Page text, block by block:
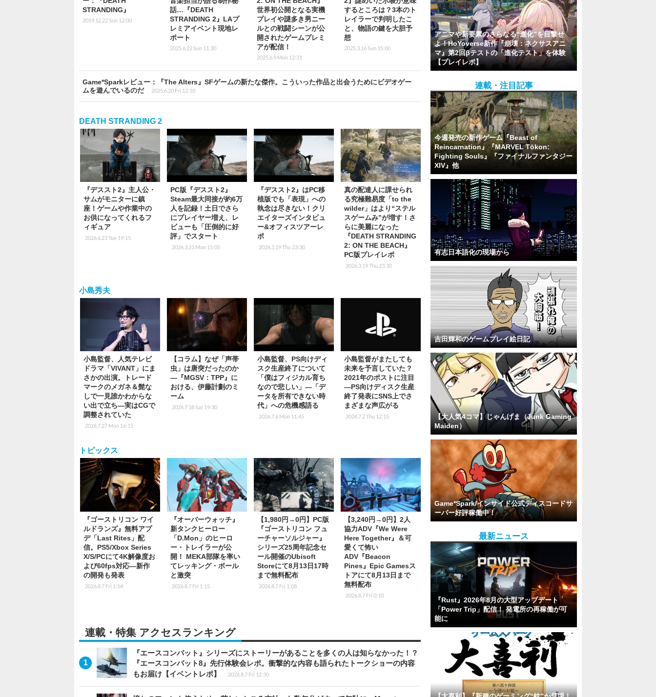
STRANDING』
2019.12.22 Sun 12:00
話…『DEATH
STRANDING 2』LAプ
レミアイベント現地レ
ポート
2025.6.22 Sun 11:30
世界初公開となる実機
プレイや謎多き男ニー
ルとの戦闘シーンが公
開されたゲームプレミ
アが配信！
2025.6.9 Mon 12:31
するところは？3本のト
レイラーで判明したこ
と、物語の鍵を大胆予
想
2025.3.16 Sun 15:00
Game*Sparkレビュー：『The Alters』SFゲームの新たな傑作。こういった作品と出会うためにビデオゲー
ムを遊んでいるのだ
2025.6.20 Fri 12:10
DEATH STRANDING 2
『デススト2』主人公・
サムがモニターに鎮
座！ゲームや作業中の
お供になってくれるフ
ィギュア
2026.6.23 Tue 19:15
PC版『デススト2』
Steam最大同接が約6万
人を記録！土日でさら
にプレイヤー増え、レ
ビューも「圧倒的に好
評」でスタート
2026.3.23 Mon 15:05
『デススト2』はPC移
植版でも「表現」への
執念は尽きない！クリ
エイターズインタビュ
ー&オフィスツアーレ
ポ
2026.3.19 Thu 23:30
真の配達人に課せられ
る究極難易度「to the
wilder」はより“ステル
スゲームみ”が増す！さ
らに美麗になった
『DEATH STRANDING
2: ON THE BEACH』
PC版プレイレポ
2026.3.19 Thu 23:30
小島秀夫
小島監督、人気テレビ
ドラマ「VIVANT」にま
さかの出演。トレード
マークのメガネ＆髭な
しで一見誰かわからな
い出で立ち―実はCGで
調整されていた
2026.7.27 Mon 16:15
【コラム】なぜ「声帯
虫」は唐突だったのか
―『MGSV：TPP』に
おける、伊藤計劃のミ
ーム
2026.7.18 Sat 19:30
小島監督、PS向けディ
スク生産終了について
「僕はフィジカル育ち
なので悲しい」―「デ
ータを所有できない時
代」への危機感語る
2026.7.6 Mon 11:45
小島監督がまたしても
未来を予言していた？
2021年のポストに注目
―PS向けディスク生産
終了発表にSNS上でさ
まざまな声広がる
2026.7.2 Thu 12:15
トピックス
『ゴーストリコン ワイ
ルドランズ』無料アプ
デ「Last Rites」配
信。PS5/Xbox Series
X/S/PCにて4K解像度お
よび60fps対応―新作
の開発も発表
2026.8.7 Fri 1:54
『オーバーウォッチ』
新タンクヒーロー
「D.Mon」のヒーロ
ー・トレイラーが公
開！ MEKA部隊を率い
てレッキング・ボール
と激突
2026.8.7 Fri 1:15
【1,980円→0円】PC版
『ゴーストリコン フュ
ーチャーソルジャー』
シリーズ25周年記念セ
ール開催のUbisoft
Storeにて8月13日17時
まで無料配布
2026.8.7 Fri 1:08
【3,240円→0円】2人
協力ADV『We Were
Here Together』＆可
愛くて怖い
ADV『Beacon
Pines』Epic Gamesス
トアにて8月13日まで
無料配布
2026.8.7 Fri 0:10
連載・特集 アクセスランキング
『エースコンバット』シリーズにストーリーがあることを多くの人は知らなかった！？
『エースコンバット8』先行体験会レポ。衝撃的な内容も語られたトークショーの内容
もお届け【イベントレポ】
2026.8.7 Fri 12:30
アニマや新要素のさらなる“進化”を目撃せ
よ！HoYoverse新作『崩壊：ネクサスアニ
マ』第2回βテストの「進化テスト」を体験
【プレイレポ】
連載・注目記事
今週発売の新作ゲーム『Beast of
Reincarnation』『MARVEL Tōkon:
Fighting Souls』『ファイナルファンタジー
XIV』他
有志日本語化の現場から
吉田輝和のゲームプレイ絵日記
【大人気4コマ】じゃんげま（Junk Gaming
Maiden）
Game*Spark/インサイド公式ディスコードサ
ーバー好評稼働中！
最新ニュース
『Rust』2026年8月の大型アップデート
「Power Trip」配信！ 発電所の再稼働が可
能に